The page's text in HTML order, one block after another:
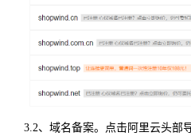
3.2、域名备案。点击阿里云头部